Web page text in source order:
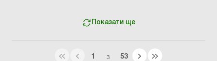
Показати ще
1 З 53